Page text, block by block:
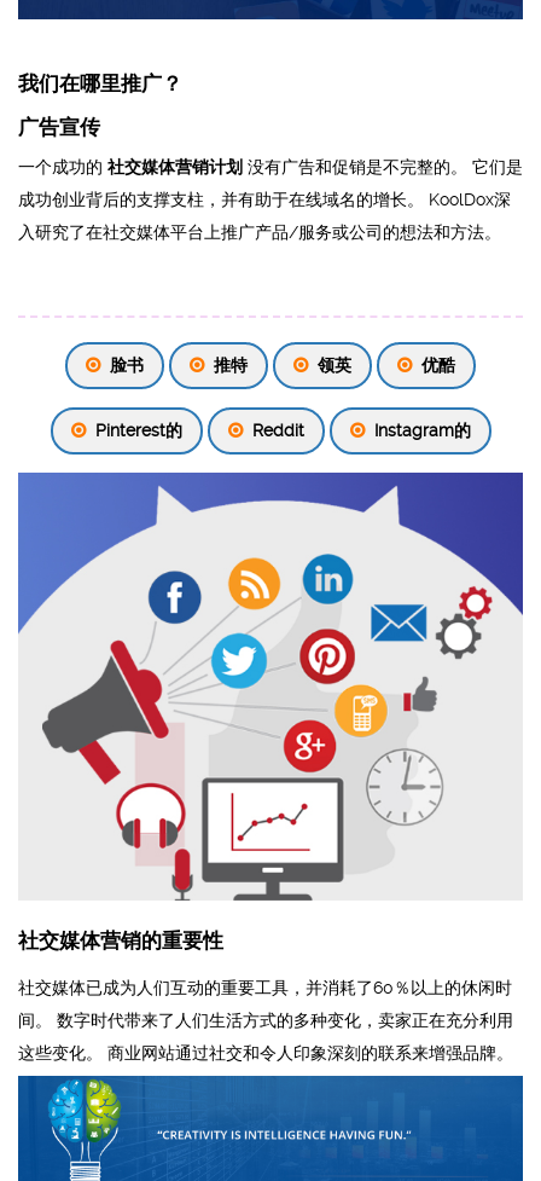
我们在哪里推广？
广告宣传
一个成功的 社交媒体营销计划 没有广告和促销是不完整的。 它们是
成功创业背后的支撑支柱，并有助于在线域名的增长。 KoolDox深
入研究了在社交媒体平台上推广产品/服务或公司的想法和方法。
脸书 推特 领英 优酷
Pinterest的 Reddit Instagram的
社交媒体营销的重要性
社交媒体已成为人们互动的重要工具，并消耗了60％以上的休闲时
间。 数字时代带来了人们生活方式的多种变化，卖家正在充分利用
这些变化。 商业网站通过社交和令人印象深刻的联系来增强品牌。